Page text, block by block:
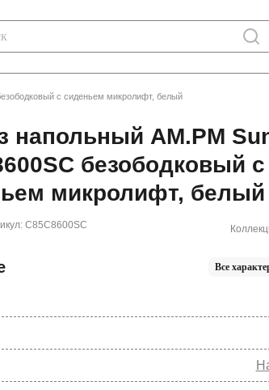
с сиденьем микролифт, белый
напольный AM.PM
безободковый с
микролифт, белый
C85C8600SC
Все